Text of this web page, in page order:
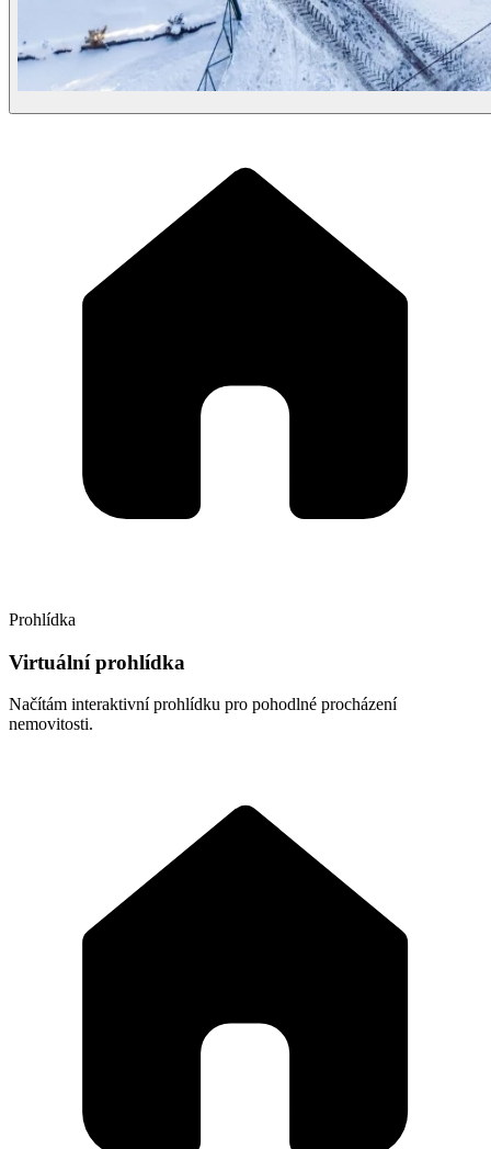
Prohlídka
Virtuální prohlídka
Načítám interaktivní prohlídku pro pohodlné procházení
nemovitosti.